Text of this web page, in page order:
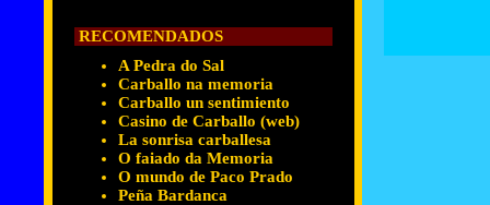
RECOMENDADOS
A Pedra do Sal
Carballo na memoria
Carballo un sentimiento
Casino de Carballo (web)
La sonrisa carballesa
O faiado da Memoria
O mundo de Paco Prado
Peña Bardanca